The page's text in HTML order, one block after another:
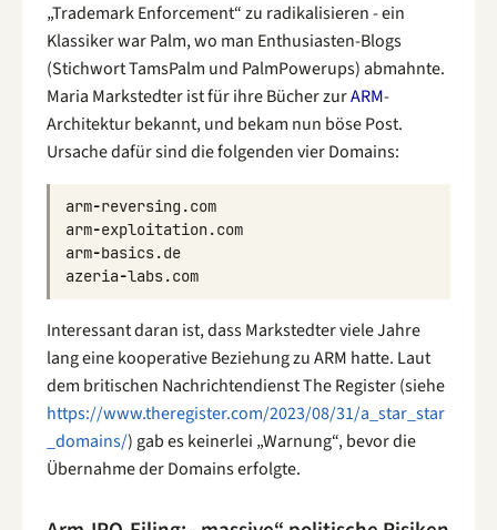
„Trademark Enforcement“ zu radikalisieren - ein
Klassiker war Palm, wo man Enthusiasten-Blogs
(Stichwort TamsPalm und PalmPowerups) abmahnte.
Maria Markstedter ist für ihre Bücher zurARM-
Architektur bekannt, und bekam nun böse Post.
Ursache dafür sind die folgenden vier Domains:
arm-reversing .com
arm-exploitation.com
arm-basics.de
azeria-labs.com
Interessant daran ist, dass Markstedter viele Jahre
lang eine kooperative Beziehung zu ARM hatte. Laut
dem britischen Nachrichtendienst The Register (siehe
https://www.theregister.com/2023/08/31/a_star_star
_domains/) gab es keinerlei „Warnung“, bevor die
Übernahme der Domains erfolgte.